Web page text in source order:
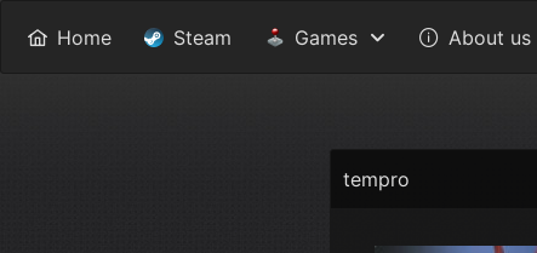
Home Steam Games About us
tempro